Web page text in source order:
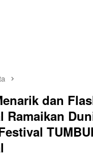
dan
Ramaikan